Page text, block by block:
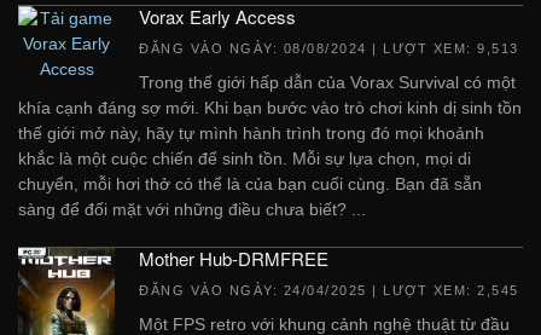
Vorax Early Access
ĐĂNG VÀO NGÀY: 08/08/2024 | LƯỢT XEM: 9,513
Trong thế giới hấp dẫn của Vorax Survival có một
khía cạnh đáng sợ mới. Khi bạn bước vào trò chơi kinh dị sinh tồn
thế giới mở này, hãy tự mình hành trình trong đó mọi khoảnh
khắc là một cuộc chiến để sinh tồn. Mỗi sự lựa chọn, mọi di
chuyển, mỗi hơi thở có thể là của bạn cuối cùng. Bạn đã sẵn
sàng để đối mặt với những điều chưa biết? ...
Mother Hub-DRMFREE
ĐĂNG VÀO NGÀY: 24/04/2025 | LƯỢT XEM: 2,545
Một FPS retro với khung cảnh nghệ thuật từ đầu